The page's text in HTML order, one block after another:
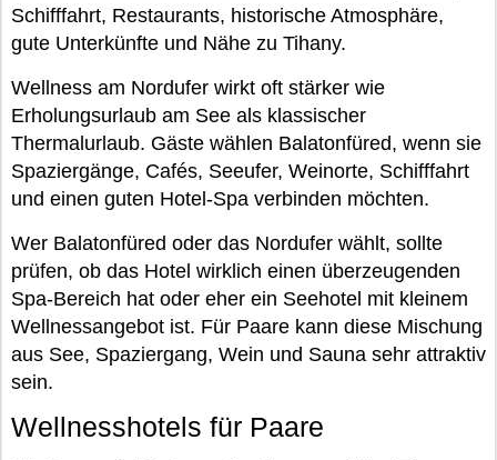
Schifffahrt, Restaurants, historische Atmosphäre,
gute Unterkünfte und Nähe zu Tihany.
Wellness am Nordufer wirkt oft stärker wie
Erholungsurlaub am See als klassischer
Thermalurlaub. Gäste wählen Balatonfüred, wenn sie
Spaziergänge, Cafés, Seeufer, Weinorte, Schifffahrt
und einen guten Hotel-Spa verbinden möchten.
Wer Balatonfüred oder das Nordufer wählt, sollte
prüfen, ob das Hotel wirklich einen überzeugenden
Spa-Bereich hat oder eher ein Seehotel mit kleinem
Wellnessangebot ist. Für Paare kann diese Mischung
aus See, Spaziergang, Wein und Sauna sehr attraktiv
sein.
Wellnesshotels für Paare